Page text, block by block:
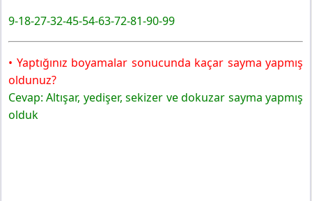
9-18-27-32-45-54-63-72-81-90-99
• Yaptığınız boyamalar sonucunda kaçar sayma yapmış
oldunuz?
Cevap: Altışar, yedişer, sekizer ve dokuzar sayma yapmış
olduk